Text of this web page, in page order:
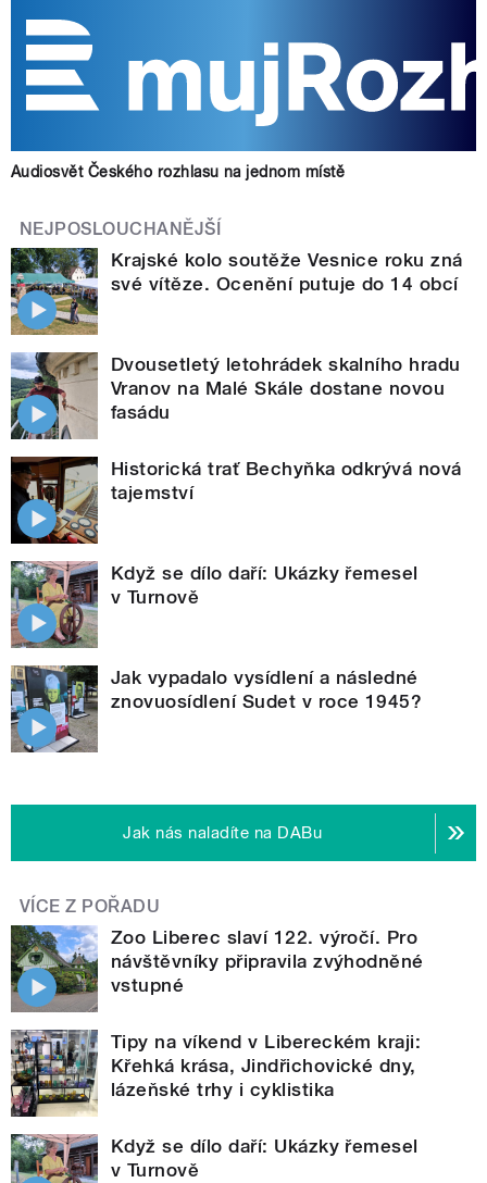
Audiosvět Českého rozhlasu na jednom místě
NEJPOSLOUCHANĚJŠÍ
Krajské kolo soutěže Vesnice roku zná
své vítěze. Ocenění putuje do 14 obcí
Dvousetletý letohrádek skalního hradu
Vranov na Malé Skále dostane novou
fasádu
Historická trať Bechyňka odkrývá nová
tajemství
Když se dílo daří: Ukázky řemesel
v Turnově
Jak vypadalo vysídlení a následné
znovuosídlení Sudet v roce 1945?
Jak nás naladíte na DABu
VÍCE Z POŘADU
Zoo Liberec slaví 122. výročí. Pro
návštěvníky připravila zvýhodněné
vstupné
Tipy na víkend v Libereckém kraji:
Křehká krása, Jindřichovické dny,
lázeňské trhy i cyklistika
Když se dílo daří: Ukázky řemesel
v Turnově